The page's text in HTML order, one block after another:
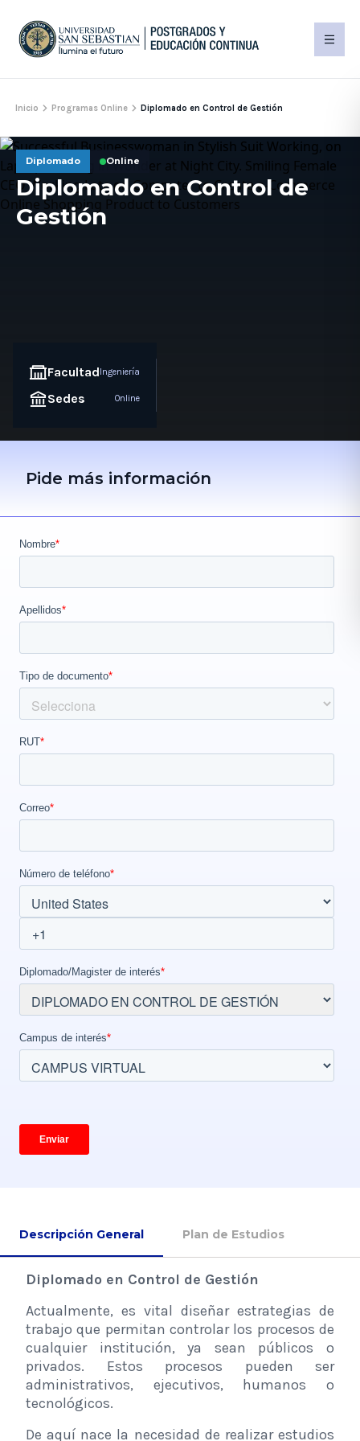
Inicio Programas Online Diplomado en Control de Gestión
Diplomado Online
Diplomado en Control de
Gestión
Facultad Ingeniería
Sedes Online
Pide más información
Descripción General Plan de Estudios
Diplomado en Control de Gestión
Actualmente, es vital diseñar estrategias de
trabajo que permitan controlar los procesos de
cualquier institución, ya sean públicos o
privados. Estos procesos pueden ser
administrativos, ejecutivos, humanos o
tecnológicos.
De aquí nace la necesidad de realizar estudios